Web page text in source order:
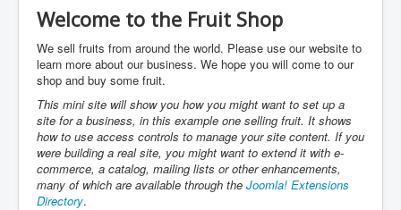
ชุมชนคุ้มหนองคู
คนขอนแก่นไม่ทอดทิ้งกัน
บุคลากร
วิสัยทัศน์ พันธกิจ ยุทธศาสตร์
โครงสร้างภายในองค์กร
ข่าวประกาศ
การแต่งกายและระเบียบโรงเรียน
Welcome to the Fruit Shop
We sell fruits from around the world. Please use our website to
learn more about our business. We hope you will come to our
shop and buy some fruit.
This mini site will show you how you might want to set up a
site for a business, in this example one selling fruit. It shows
how to use access controls to manage your site content. If you
were building a real site, you might want to extend it with e-
commerce, a catalog, mailing lists or other enhancements,
many of which are available through the Joomla! Extensions
Directory.